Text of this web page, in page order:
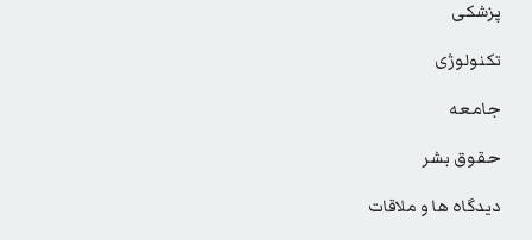
پزشکی
تکنولوژی
جامعه
حقوق بشر
دیدگاه ها و ملاقات